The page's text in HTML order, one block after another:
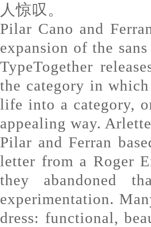
人惊叹。
Pilar Cano and
expansion of the
TypeTogether
the category in
life into a category,
appealing way.
Pilar and Ferran
letter from a Roger
they abandoned
experimentation.
dress: functional,